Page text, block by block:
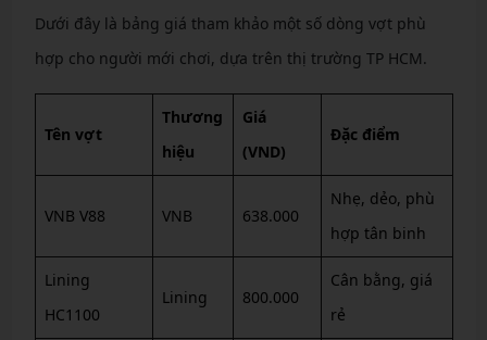
Dưới đây là bảng giá tham khảo một số dòng vợt phù
hợp cho người mới chơi, dựa trên thị trường TP HCM.
Tên vợt
Thương
hiệu
Giá
(VND)
Đặc điểm
VNB V88 VNB 638.000
Nhẹ, dẻo, phù
hợp tân binh
Lining
HC1100
Lining 800.000
Cân bằng, giá
rẻ